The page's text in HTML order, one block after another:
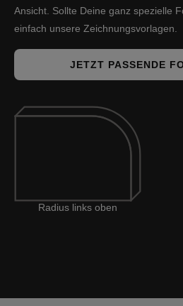
Ansicht. Sollte Deine ganz spezielle
einfach unsere Zeichnungsvorlagen.
JETZT PASSENDE
Radius links oben